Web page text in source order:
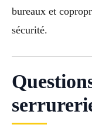
bureaux et
sécurité.